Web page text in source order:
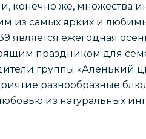
конечно же, множества
из самых ярких и
является ежегодная
праздником для
группы «Аленький
разнообразные
из натуральных